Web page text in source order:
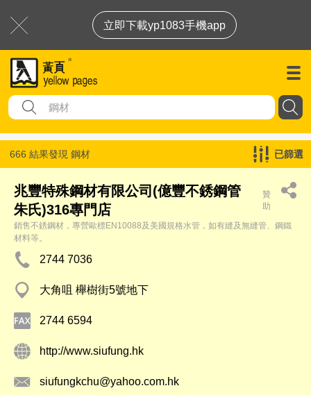
立即下載yp1083手機app
666 結果發現 鋼材 已篩選
兆豐特殊鋼材有限公司(億豐不銹鋼管
朱氏)316專門店
贊
助
銷售不銹鋼材，專營歐標EN10088及美國規格水管，如有縫及無縫管、鋼鐵
材料等。
2744 7036
大角咀 櫸樹街5號地下
2744 6594
http://www.siufung.hk
siufungkchu@yahoo.com.hk